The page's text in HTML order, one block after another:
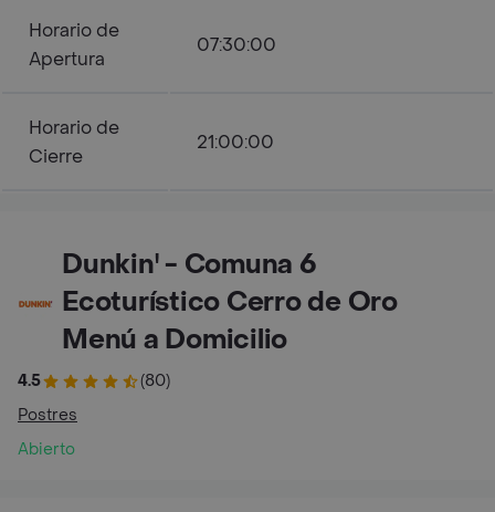
Horario de
Apertura
07:30:00
Horario de
Cierre
21:00:00
Dunkin' - Comuna 6
Ecoturístico Cerro de Oro
Menú a Domicilio
4.5
(80)
Postres
Abierto